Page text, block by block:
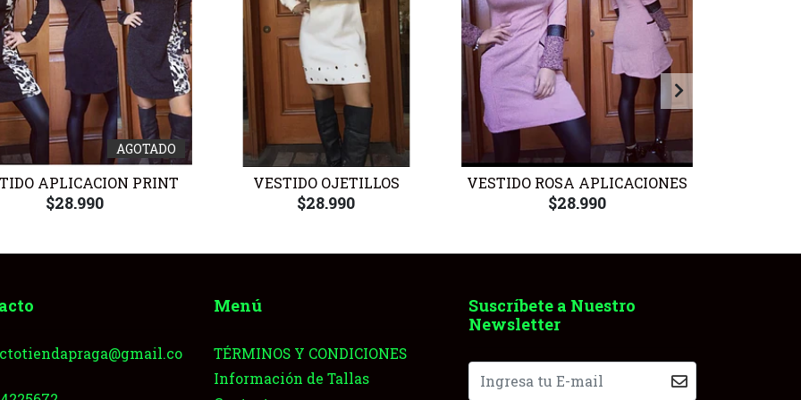
AGOTADO
APLICACION PRINT
$28.990
VESTIDO OJETILLOS
$28.990
VESTIDO ROSA APLICACIONES
$28.990
Menú
TÉRMINOS Y CONDICIONES
Información de Tallas
Suscríbete a Nuestro
Newsletter